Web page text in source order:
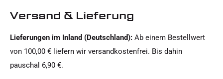
Versand & Lieferung
Lieferungen im Inland (Deutschland): Ab einem Bestellwert
von 100,00 € liefern wir versandkostenfrei. Bis dahin
pauschal 6,90 €.